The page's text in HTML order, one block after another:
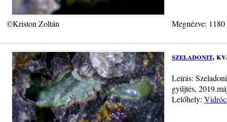
©Kriston Zoltán Megnézve:
szeladonit,
Leírás:
gyűjtés,
Lelőhely: